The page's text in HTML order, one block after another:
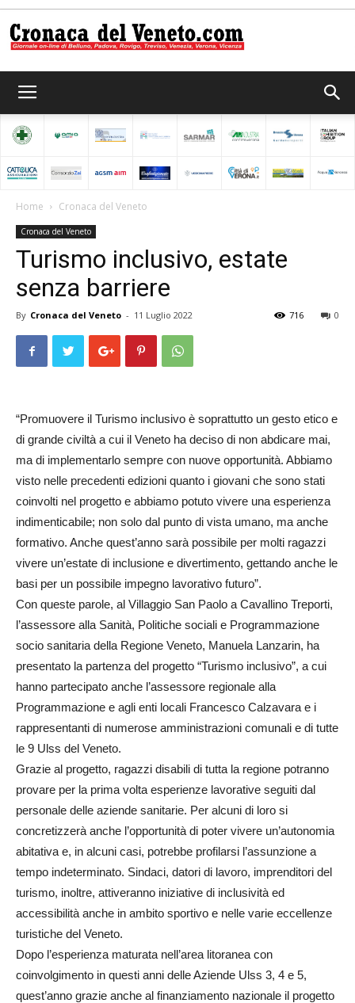
del
Home Cronaca del Veneto
Cronaca del Veneto
Turismo inclusivo, estate
senza barriere
By Cronaca del Veneto - 11 Luglio 2022 0
716
“Promuovere il Turismo inclusivo è soprattutto un gesto etico e
di grande civiltà a cui il Veneto ha deciso di non abdicare mai,
ma di implementarlo sempre con nuove opportunità. Abbiamo
visto nelle precedenti edizioni quanto i giovani che sono stati
coinvolti nel progetto e abbiamo potuto vivere una esperienza
indimenticabile; non solo dal punto di vista umano, ma anche
formativo. Anche quest’anno sarà possibile per molti ragazzi
vivere un’estate di inclusione e divertimento, gettando anche le
basi per un possibile impegno lavorativo futuro”.
Con queste parole, al Villaggio San Paolo a Cavallino Treporti,
l’assessore alla Sanità, Politiche sociali e Programmazione
socio sanitaria della Regione Veneto, Manuela Lanzarin, ha
presentato la partenza del progetto “Turismo inclusivo”, a cui
hanno partecipato anche l’assessore regionale alla
Programmazione e agli enti locali Francesco Calzavara e i
rappresentanti di numerose amministrazioni comunali e di tutte
le 9 Ulss del Veneto.
Grazie al progetto, ragazzi disabili di tutta la regione potranno
provare per la prima volta esperienze lavorative seguiti dal
personale delle aziende sanitarie. Per alcuni di loro si
concretizzerà anche l’opportunità di poter vivere un’autonomia
abitativa e, in alcuni casi, potrebbe profilarsi l’assunzione a
tempo indeterminato. Sindaci, datori di lavoro, imprenditori del
turismo, inoltre, attiveranno iniziative di inclusività ed
accessibilità anche in ambito sportivo e nelle varie eccellenze
turistiche del Veneto.
Dopo l’esperienza maturata nell’area litoranea con
coinvolgimento in questi anni delle Aziende Ulss 3, 4 e 5,
quest’anno grazie anche al finanziamento nazionale il progetto